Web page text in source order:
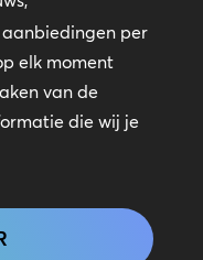
per
elk moment
van de
die wij je